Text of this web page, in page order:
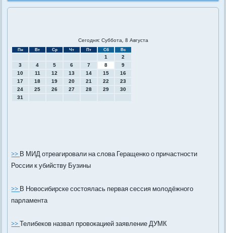
Сегодня: Суббота, 8 Августа
Пн Вт Ср Чт Пт Сб Вс
1
2
3
4 5 6 7 8
9
10
11 12 13 14 15
16
17
18 19 20 21 22
23
24
25 26 27 28 29
30
31
>>В МИД отреагировали на слова Геращенко о причастности
России к убийству Бузины
>>В Новосибирске состоялась первая сессия молодёжного
парламента
>>Телибеков назвал провокацией заявление ДУМК